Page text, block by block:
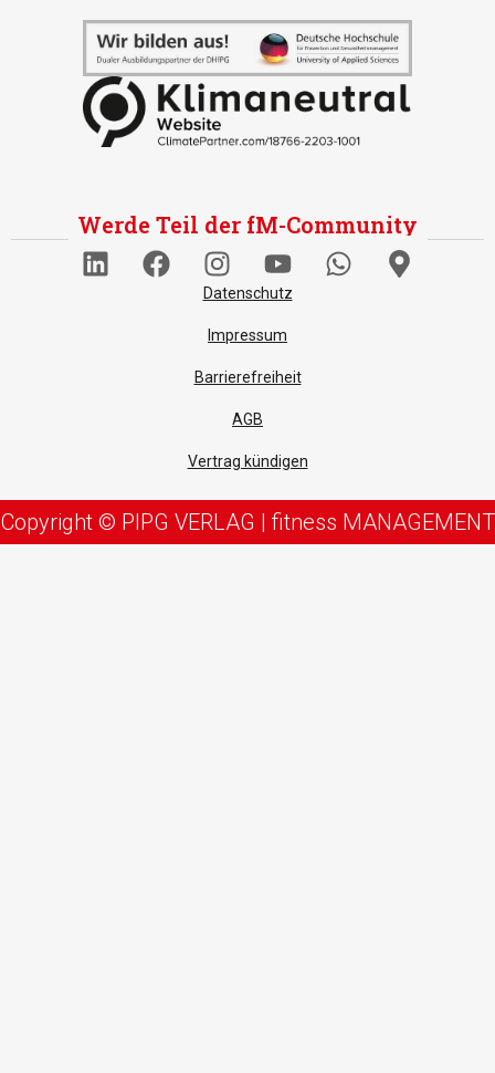
Werde Teil der fM-Community
Datenschutz
Impressum
Barrierefreiheit
AGB
Vertrag kündigen
Copyright © PIPG VERLAG | fitness MANAGEMENT